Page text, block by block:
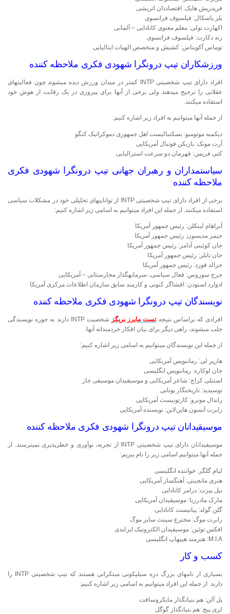
فریدریش هایک: اقتصاددان اتریشی
بلز پاسکال: فیلسوف فرانسوی
اکهارت تولی: معلم معنوی کانادایی – آلمانی
رنه دکارت: فیلسوف فرانسوی
توماس آکویناس: کشیش و متخصص الهیات ایتالیایی
ورزشکاران تیپ درونگرا شهودی فکری ملاحظه کننده
افراد دارای تیپ شخصیتی INTP کمتر در میدان ورزش دیده می‎شوند چون فعالیت‎های
عقلانی را ترجیح می‎دهند ولی برخی از آن‎ها برای پیروزی در یک رقابت از هوش خود
استفاده می‎کنند.
از جمله آن‎ها می‎توانیم به افراد زیر اشاره کنیم:
دیکمبه موتومبو: بسکتبالیست اهل جمهوری دموکراتیک کنگو
آرت مونک: بازیکن فوتبال آمریکایی
کتی فریمن: قهرمان دو سرعت استرالیایی
سیاست‎مداران و رهبران جهانی تیپ درونگرا شهودی فکری
ملاحظه کننده
برخی از افراد دارای تیپ شخصیتی INTP از توانایی‎های تحلیلی خود در مشکلات سیاسی
استفاده می‎کنند. از جمله این افراد می‎توانیم به اسامی زیر اشاره کنیم:
آبراهام لینکلن: رئیس جمهور آمریکا
جیمز مدیسون: رئیس جمهور آمریکا
جان کوئینی آدامز: رئیس جمهور آمریکا
جان تایلر: رئیس جمهور آمریکا
جرالد فورد: رئیس جمهور آمریکا
جرج سوروس: فعال سیاسی، سرمایه‎گذار مجارستانی – آمریکایی
ادوارد اسنودن: افشاگر کنونی و کارمند سابق سازمان اطلاعات مرکزی آمریکا
نویسندگان تیپ درونگرا شهودی فکری ملاحظه کننده
افرادی که براساس نتیجهتست مایرز بریگز
شخصیت INTP دارند به حوزه نویسندگی
جلب می‎شوند، راهی دیگر برای بیان افکار خردمندانه آن‎ها.
از جمله این نویسندگان می‎توانیم به اسامی زیر اشاره کنیم:
هارپر لی: رمان‎نویس آمریکایی
جان لوکاره: رمان‎نویس انگلیسی
استنلی کراچ: شاعر آمریکایی و موسیقیدان موسیقی جاز
توسیدید: تاریخ‎نگار یونانی
راندال مونرو: کارتونیست آمریکایی
رابرت آنسون هاین‌لاین: نویسنده آمریکایی
موسیقیدانان تیپ درونگرا شهودی فکری ملاحظه کننده
موسیقیدانان دارای تیپ شخصیتی INTP از تجربه، نوآوری و خطرپذیری نمی‎ترسند. از
جمله آن‎ها می‎توانیم اسامی زیر را نام ببریم:
لیام گلگر: خواننده انگلیسی
هنری مانچینی: آهنگ‎ساز آمریکایی
نیل پیرت: درامر کانادایی
مارک مادرزبا: موسیقیدان آمریکایی
گلن گولد: پیانیست کانادایی
رابرت موگ: مخترع سینث سایز موگ
افکس توئین: موسیقیدان الکترونیک ایرلندی
M.I.A: هنرمند هیپ‎هاپ انگلیسی
کسب و کار
بسیاری از نام‎های بزرگ دره سیلیکونی مبتکرانی هستند که تیپ شخصیتی INTP را
دارند. از جمله این افراد می‎توانیم به اسامی زیر اشاره کنیم:
پل آلن: هم بنیانگذار مایکروسافت
لری پیج: هم بنیانگذار گوگل